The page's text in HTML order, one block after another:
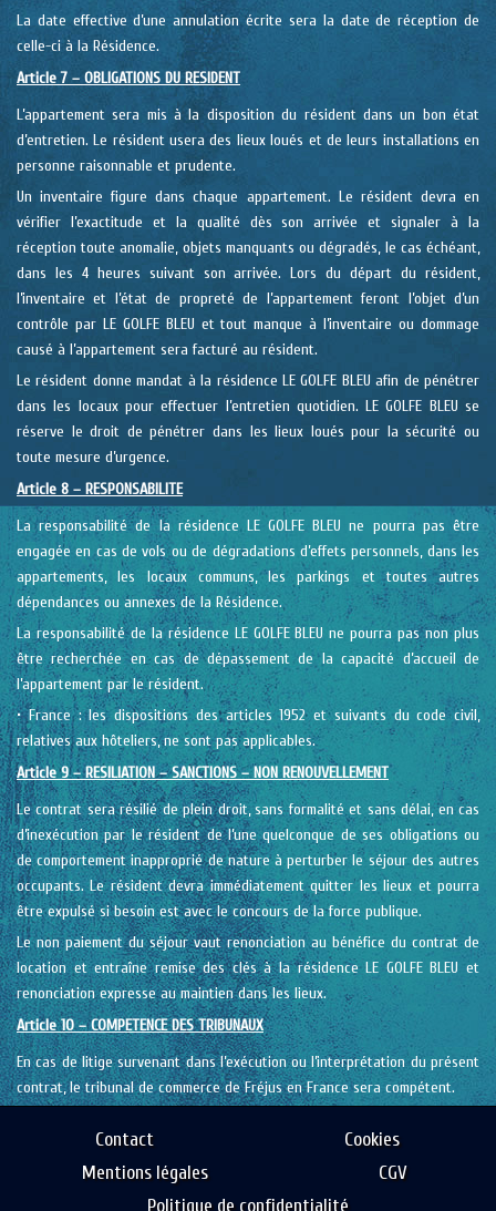
La date effective d’une annulation écrite sera la date de réception de
celle-ci à la Résidence.
Article 7 – OBLIGATIONS DU RESIDENT
L’appartement sera mis à la disposition du résident dans un bon état
d’entretien. Le résident usera des lieux loués et de leurs installations en
personne raisonnable et prudente.
Un inventaire figure dans chaque appartement. Le résident devra en
vérifier l’exactitude et la qualité dès son arrivée et signaler à la
réception toute anomalie, objets manquants ou dégradés, le cas échéant,
dans les 4 heures suivant son arrivée. Lors du départ du résident,
l’inventaire et l’état de propreté de l’appartement feront l’objet d’un
contrôle par LE GOLFE BLEU et tout manque à l’inventaire ou dommage
causé à l’appartement sera facturé au résident.
Le résident donne mandat à la résidence LE GOLFE BLEU afin de pénétrer
dans les locaux pour effectuer l’entretien quotidien. LE GOLFE BLEU se
réserve le droit de pénétrer dans les lieux loués pour la sécurité ou
toute mesure d’urgence.
Article 8 – RESPONSABILITE
La responsabilité de la résidence LE GOLFE BLEU ne pourra pas être
engagée en cas de vols ou de dégradations d’effets personnels, dans les
appartements, les locaux communs, les parkings et toutes autres
dépendances ou annexes de la Résidence.
La responsabilité de la résidence LE GOLFE BLEU ne pourra pas non plus
être recherchée en cas de dépassement de la capacité d’accueil de
l’appartement par le résident.
• France : les dispositions des articles 1952 et suivants du code civil,
relatives aux hôteliers, ne sont pas applicables.
Article 9 – RESILIATION – SANCTIONS – NON RENOUVELLEMENT
Le contrat sera résilié de plein droit, sans formalité et sans délai, en cas
d’inexécution par le résident de l’une quelconque de ses obligations ou
de comportement inapproprié de nature à perturber le séjour des autres
occupants. Le résident devra immédiatement quitter les lieux et pourra
être expulsé si besoin est avec le concours de la force publique.
Le non paiement du séjour vaut renonciation au bénéfice du contrat de
location et entraîne remise des clés à la résidence LE GOLFE BLEU et
renonciation expresse au maintien dans les lieux.
Article 10 – COMPETENCE DES TRIBUNAUX
En cas de litige survenant dans l’exécution ou l’interprétation du présent
contrat, le tribunal de commerce de Fréjus en France sera compétent.
Contact
Cookies
Mentions légales
CGV
Politique de confidentialité